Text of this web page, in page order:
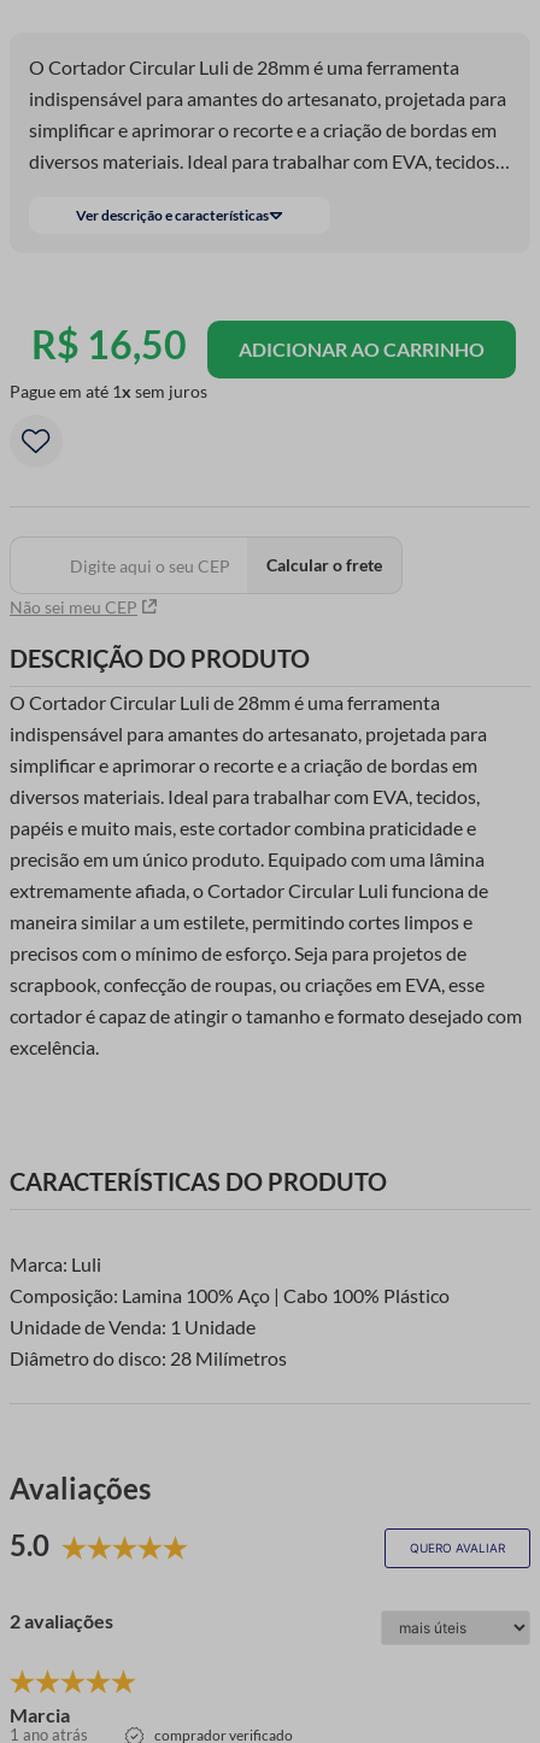
O Cortador Circular Luli de 28mm é uma ferramenta
indispensável para amantes do artesanato, projetada para
simplificar e aprimorar o recorte e a criação de bordas em
diversos materiais. Ideal para trabalhar com EVA, tecidos,
precisão em um único produto. Equipado com uma lâmina
precisos com o mínimo de esforço. Seja para projetos de
scrapbook, confecção de roupas, ou criações em EVA, esse
cortador é capaz de atingir o tamanho e formato desejado
Ver descrição e características
R$ 16,50
Pague em até 1 sem juros
ADICIONAR AO CARRINHO
Não sei meu CEP
Calcular o frete
DESCRIÇÃO DO PRODUTO
O Cortador Circular Luli de 28mm é uma ferramenta
indispensável para amantes do artesanato, projetada para
simplificar e aprimorar o recorte e a criação de bordas em
diversos materiais. Ideal para trabalhar com EVA, tecidos,
papéis e muito mais, este cortador combina praticidade e
precisão em um único produto. Equipado com uma lâmina
extremamente afiada, o Cortador Circular Luli funciona de
maneira similar a um estilete, permitindo cortes limpos e
precisos com o mínimo de esforço. Seja para projetos de
scrapbook, confecção de roupas, ou criações em EVA, esse
cortador é capaz de atingir o tamanho e formato desejado com
excelência.
CARACTERÍSTICAS DO PRODUTO
Marca: Luli
Composição: Lamina 100% Aço | Cabo 100% Plástico
Unidade de Venda: 1 Unidade
Diâmetro do disco: 28 Milímetros
Avaliações
5.0
QUERO AVALIAR
2 avaliações
Marcia
1 ano atrás comprador verificado